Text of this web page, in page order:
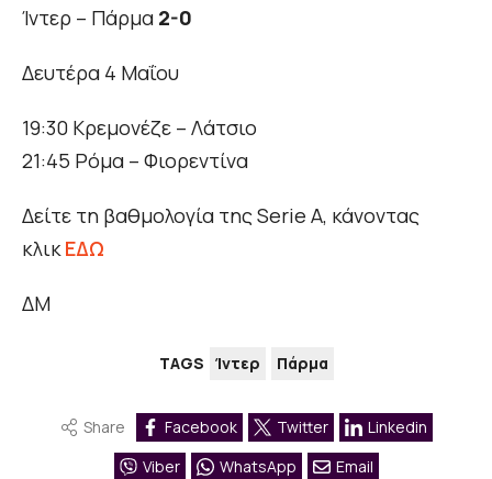
Ίντερ – Πάρμα 2-0
Δευτέρα 4 Μαΐου
19:30 Κρεμονέζε – Λάτσιο
21:45 Ρόμα – Φιορεντίνα
Δείτε τη βαθμολογία της Serie A, κάνοντας
κλικΕΔΩ
ΔΜ
TAGS Ίντερ Πάρμα
Share Facebook Twitter
Linkedin
Viber
WhatsApp Email